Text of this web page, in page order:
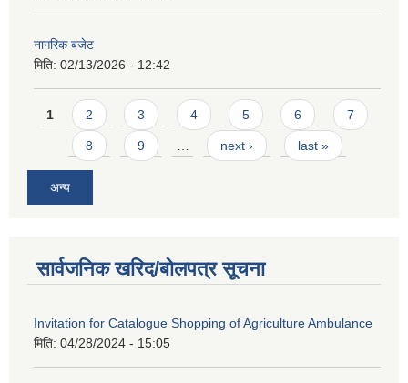
नागरिक बजेट
मिति: 02/13/2026 - 12:42
Pages
1 2 3 4 5 6 7
8 9 next › last »
अन्य
सार्वजनिक खरिद/बोलपत्र सूचना
Invitation for Catalogue Shopping of Agriculture Ambulance
मिति: 04/28/2024 - 15:05